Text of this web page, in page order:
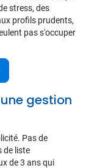
stress, des
profils prudents,
pas s'occuper
gestion
Pas de
de liste
de 3 ans qui